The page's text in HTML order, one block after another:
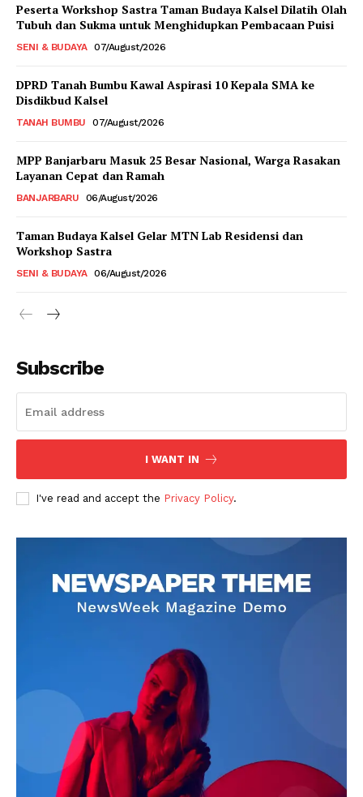
Peserta Workshop Sastra Taman Budaya Kalsel Dilatih Olah
Tubuh dan Sukma untuk Menghidupkan Pembacaan Puisi
SENI & BUDAYA 07/August/2026
DPRD Tanah Bumbu Kawal Aspirasi 10 Kepala SMA ke
Disdikbud Kalsel
TANAH BUMBU 07/August/2026
MPP Banjarbaru Masuk 25 Besar Nasional, Warga Rasakan
Layanan Cepat dan Ramah
BANJARBARU 06/August/2026
Taman Budaya Kalsel Gelar MTN Lab Residensi dan
Workshop Sastra
SENI & BUDAYA 06/August/2026
Subscribe
I WANT IN
I've read and accept the Privacy Policy.